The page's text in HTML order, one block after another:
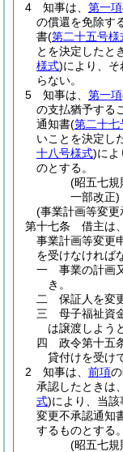
4
知事は、 第一項
の償還を免除す
書(第二十五号様
とを決定したと
様式)により、
らない。
5
知事は、 第一項
の支払猶予する
通知書(第二十七
いことを決定し
十八号様式)によ
のとする。
(昭五七規
一部改正)
(事業計画等変更
第十七条
借主は、
事業計画等変更
を受けなければ
一
事業の計画
き。
二
保証人を変
三
母子福祉資
は譲渡しよう
四
政令第十五
貸付けを受け
2
知事は、 前項
承認したときは
式)により、当
変更不承認通知
するものとする。
(昭五七規